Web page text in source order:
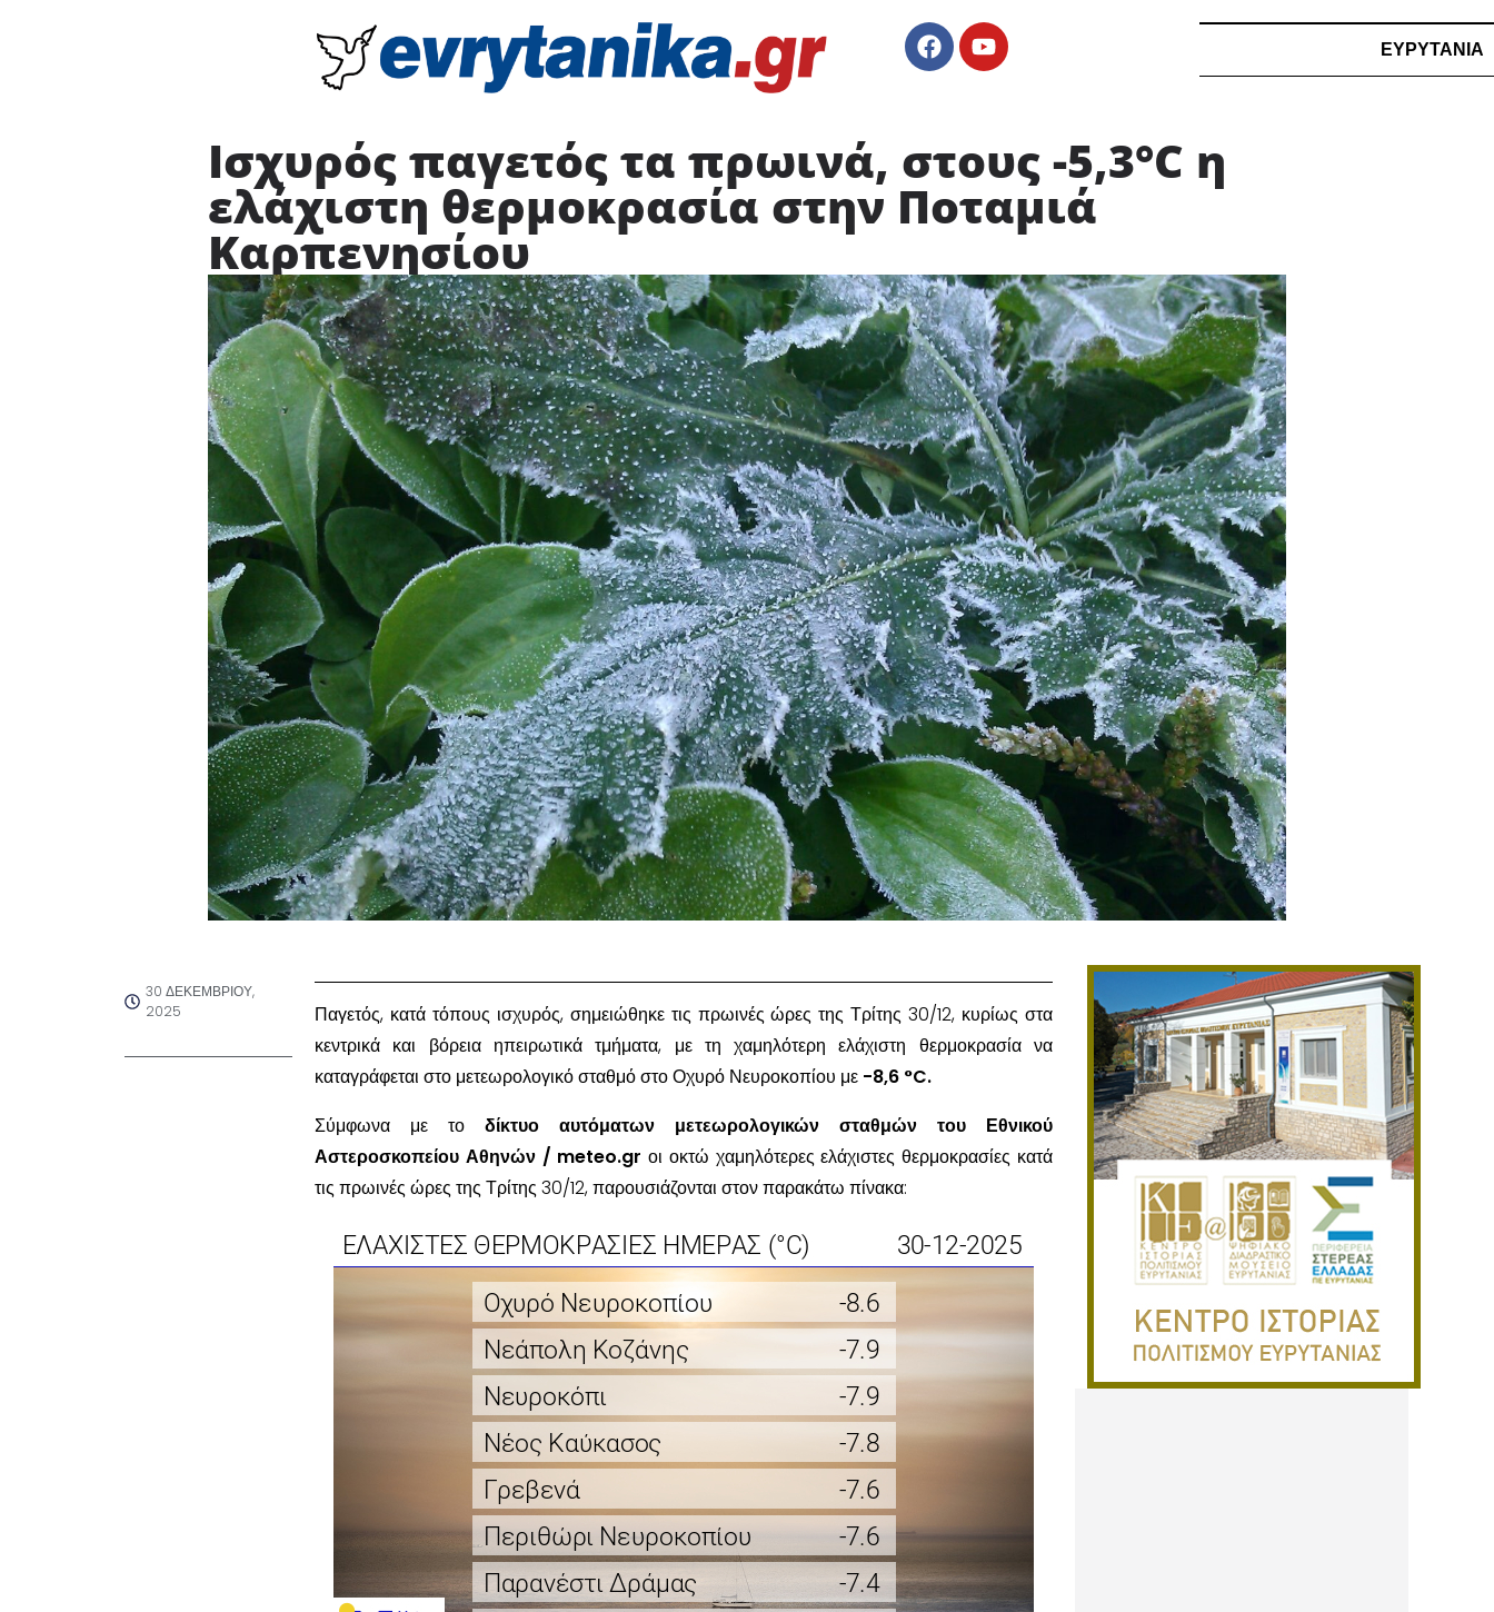
ΕΥΡΥΤΑΝΙΑ
Ισχυρός παγετός τα πρωινά, στους -5,3°C η
ελάχιστη θερμοκρασία στην Ποταμιά
Καρπενησίου
30 ΔΕΚΕΜΒΡΊΟΥ,
2025
Παγετός, κατά τόπους ισχυρός, σημειώθηκε τις πρωινές ώρες της Τρίτης 30/12, κυρίως στα
κεντρικά και βόρεια ηπειρωτικά τμήματα, με τη χαμηλότερη ελάχιστη θερμοκρασία να
καταγράφεται στο μετεωρολογικό σταθμό στο Οχυρό Νευροκοπίου με -8,6 °C.
Σύμφωνα με το δίκτυο αυτόματων μετεωρολογικών σταθμών του Εθνικού
Αστεροσκοπείου Αθηνών / meteo.gr οι οκτώ χαμηλότερες ελάχιστες θερμοκρασίες κατά
τις πρωινές ώρες της Τρίτης 30/12, παρουσιάζονται στον παρακάτω πίνακα: